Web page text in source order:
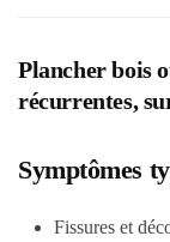
Plancher bois
récurrentes,
Symptômes
Fissures et